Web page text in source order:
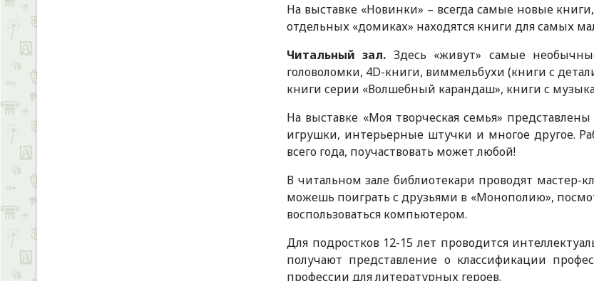
На выставке «Новинки» – всегда самые новые
отдельных «домиках» находятся книги для самых
Читальный зал. Здесь «живут» самые
головоломки, 4D-книги, виммельбухи (книги с
книги серии «Волшебный карандаш», книги с
На выставке «Моя творческая семья»
игрушки, интерьерные штучки и многое другое.
всего года, поучаствовать может любой!
В читальном зале библиотекари проводят
можешь поиграть с друзьями в «Монополию»,
воспользоваться компьютером.
Для подростков 12-15 лет проводится
получают представление о классификации
профессии для литературных героев.